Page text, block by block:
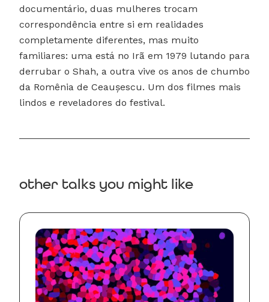
documentário, duas mulheres trocam
correspondência entre si em realidades
completamente diferentes, mas muito
familiares: uma está no Irã em 1979 lutando para
derrubar o Shah, a outra vive os anos de chumbo
da Romênia de Ceaușescu. Um dos filmes mais
lindos e reveladores do festival.
other talks you might like